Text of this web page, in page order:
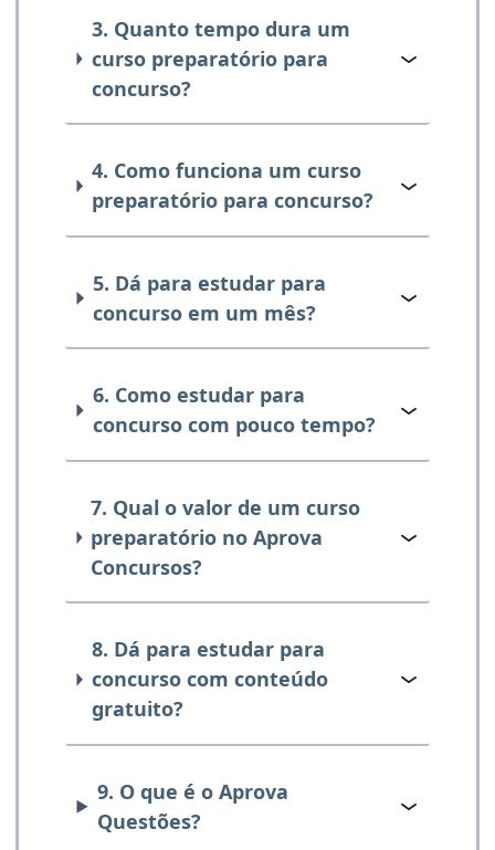
3. Quanto tempo dura um
curso preparatório para
concurso?
4. Como funciona um curso
preparatório para concurso?
5. Dá para estudar para
concurso em um mês?
6. Como estudar para
concurso com pouco tempo?
7. Qual o valor de um curso
preparatório no Aprova
Concursos?
8. Dá para estudar para
concurso com conteúdo
gratuito?
9. O que é o Aprova
Questões?